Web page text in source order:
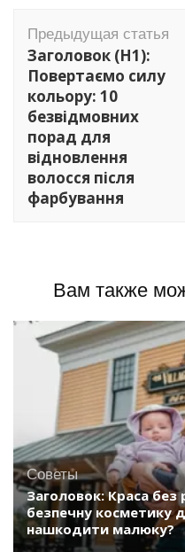
по
записям
Предыдущая статья
Заголовок (H1):
Повертаємо силу
кольору: 10
безвідмовних
порад для
відновлення
волосся після
фарбування
Вам также
Советы
Заголовок: Краса
безпечну косметику
нашкодити малюку?